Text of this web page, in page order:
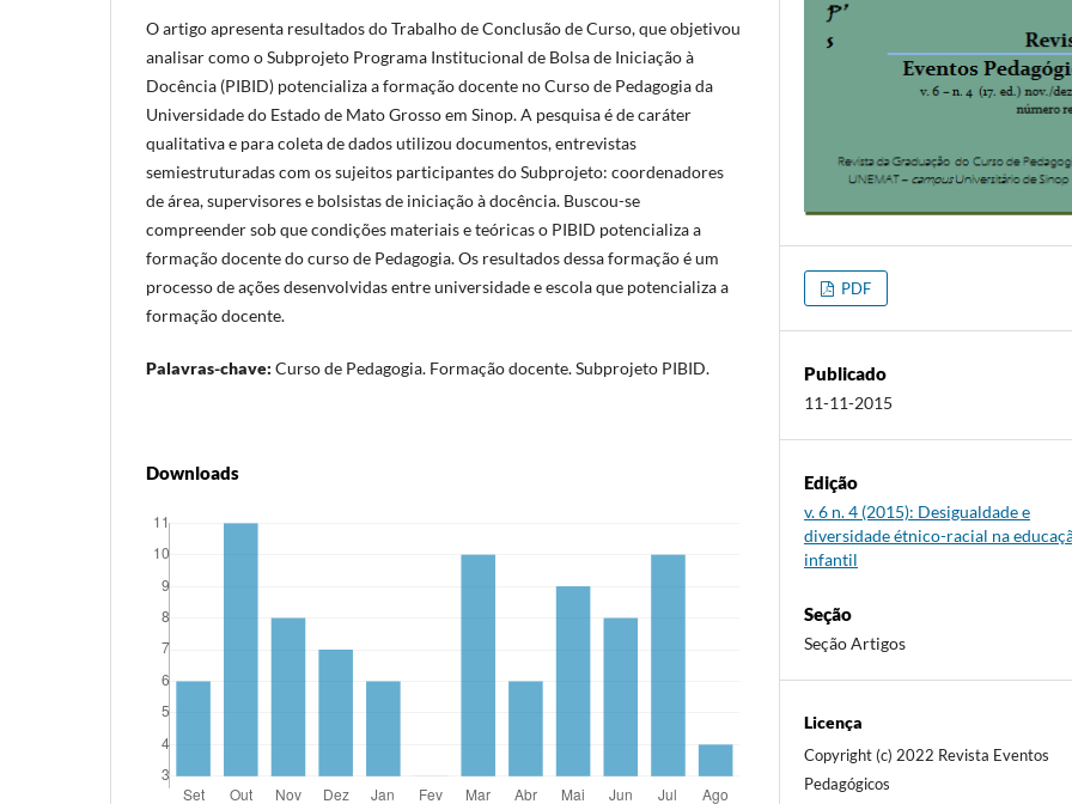
O artigo apresenta resultados do Trabalho de Conclusão de Curso, que objetivou
analisar como o Subprojeto Programa Institucional de Bolsa de Iniciação à
Docência (PIBID) potencializa a formação docente no Curso de Pedagogia da
Universidade do Estado de Mato Grosso em Sinop. A pesquisa é de caráter
qualitativa e para coleta de dados utilizou documentos, entrevistas
semiestruturadas com os sujeitos participantes do Subprojeto: coordenadores
de área, supervisores e bolsistas de iniciação à docência. Buscou-se
compreender sob que condições materiais e teóricas o PIBID potencializa a
formação docente do curso de Pedagogia. Os resultados dessa formação é um
processo de ações desenvolvidas entre universidade e escola que potencializa a
formação docente.
Palavras-chave: Curso de Pedagogia. Formação docente. Subprojeto PIBID.
Downloads
PDF
Publicado
11-11-2015
Edição
v. 6 n. 4 (2015): Desigualdade e
diversidade étnico-racial na
infantil
Seção
Seção Artigos
Licença
Copyright (c) 2022 Revista Eventos
Pedagógicos